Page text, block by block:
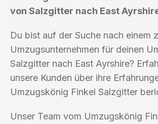
von Salzgitter nach East
Du bist auf der Suche nach einem
Umzugsunternehmen für deinen
Salzgitter nach East Ayrshire?
unsere Kunden über ihre
Umzugskönig Finkel Salzgitter
Unser Team vom Umzugskönig